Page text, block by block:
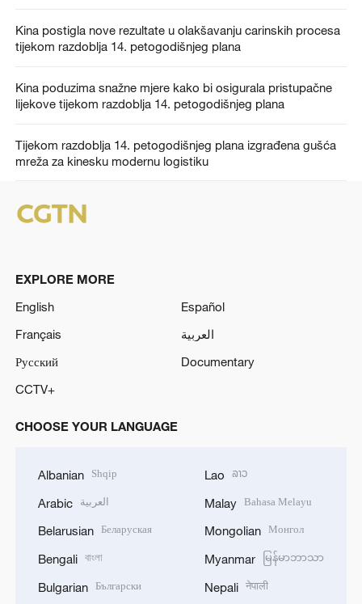
Kina postigla nove rezultate u olakšavanju carinskih procesa
tijekom razdoblja 14. petogodišnjeg plana
Kina poduzima snažne mjere kako bi osigurala pristupačne
lijekove tijekom razdoblja 14. petogodišnjeg plana
Tijekom razdoblja 14. petogodišnjeg plana izgrađena gušća
mreža za kinesku modernu logistiku
EXPLORE MORE
English
Español
Français
العربية
Русский
Documentary
CCTV+
CHOOSE YOUR LANGUAGE
Albanian Shqip
Arabic العربية
Belarusian Беларуская
Bengali বাংলা
Bulgarian Български
Lao ລາວ
Malay Bahasa Melayu
Mongolian Монгол
Myanmar မြန်မာဘာသာ
Nepali नेपाली